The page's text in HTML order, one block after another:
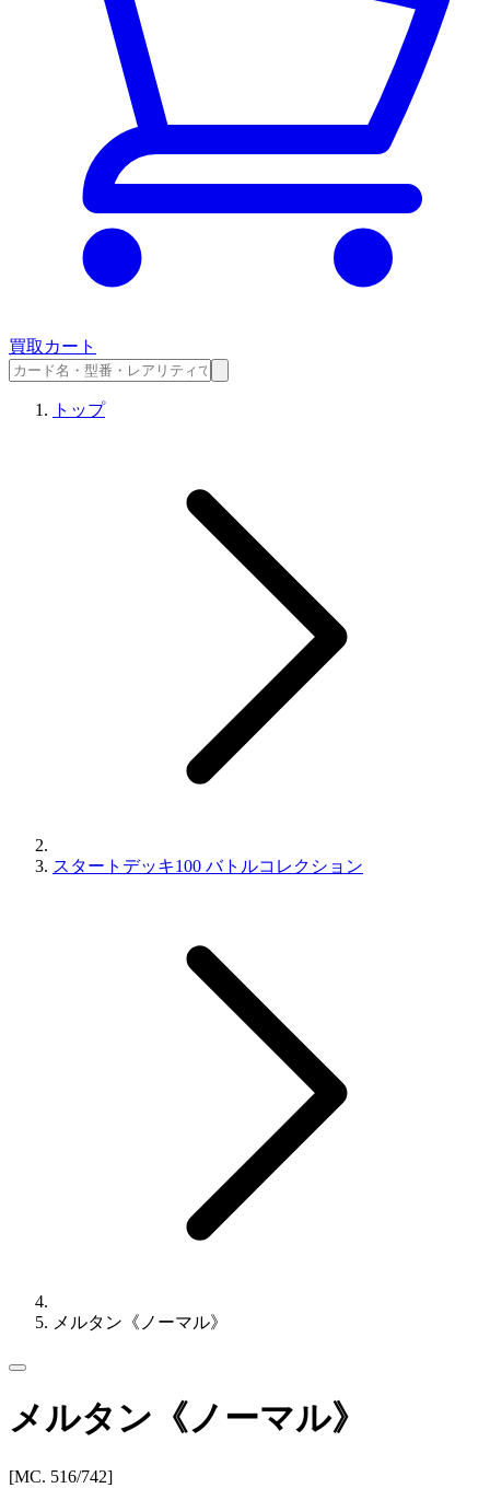
買取カート
トップ
スタートデッキ100 バトルコレクション
メルタン《ノーマル》
メルタン《ノーマル》
[MC. 516/742]